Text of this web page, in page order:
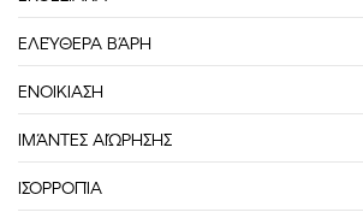
ΕΛΕΎΘΕΡΑ ΒΆΡΗ
ΕΝΟΙΚΙΑΣΗ
ΙΜΆΝΤΕΣ ΑΙΏΡΗΣΗΣ
ΙΣΟΡΡΟΠΊΑ